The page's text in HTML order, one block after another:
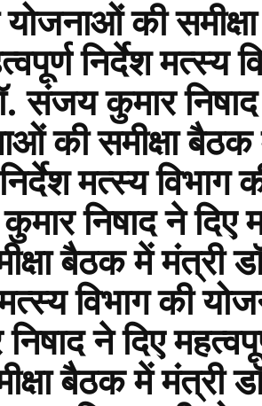
योजनाओं की
निर्देश मत्स्य
कुमार निषाद
की समीक्षा
मत्स्य
निषाद ने दिए
बैठक में मंत्री
मत्स्य विभाग की
ने दिए
बैठक में मंत्री